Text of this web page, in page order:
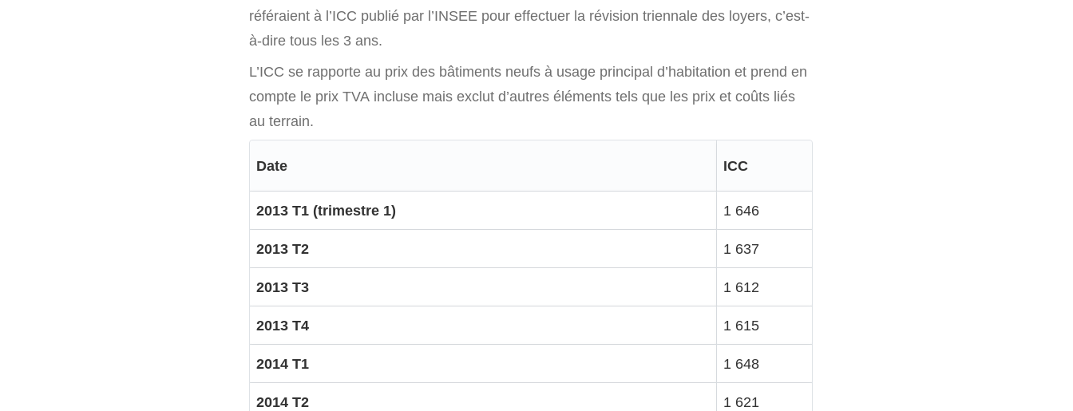
référaient à l’ICC publié par l’INSEE pour effectuer la révision triennale des loyers, c’est-
à-dire tous les 3 ans.
L’ICC se rapporte au prix des bâtiments neufs à usage principal d’habitation et prend en
compte le prix TVA incluse mais exclut d’autres éléments tels que les prix et coûts liés
au terrain.
Date ICC
2013 T1 (trimestre 1) 1 646
2013 T2 1 637
2013 T3 1 612
2013 T4 1 615
2014 T1 1 648
2014 T2 1 621